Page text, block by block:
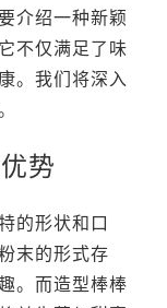
介绍一种新颖
不仅满足了味
。我们将深入
势
的形状和口
末的形式存
。而造型棒棒